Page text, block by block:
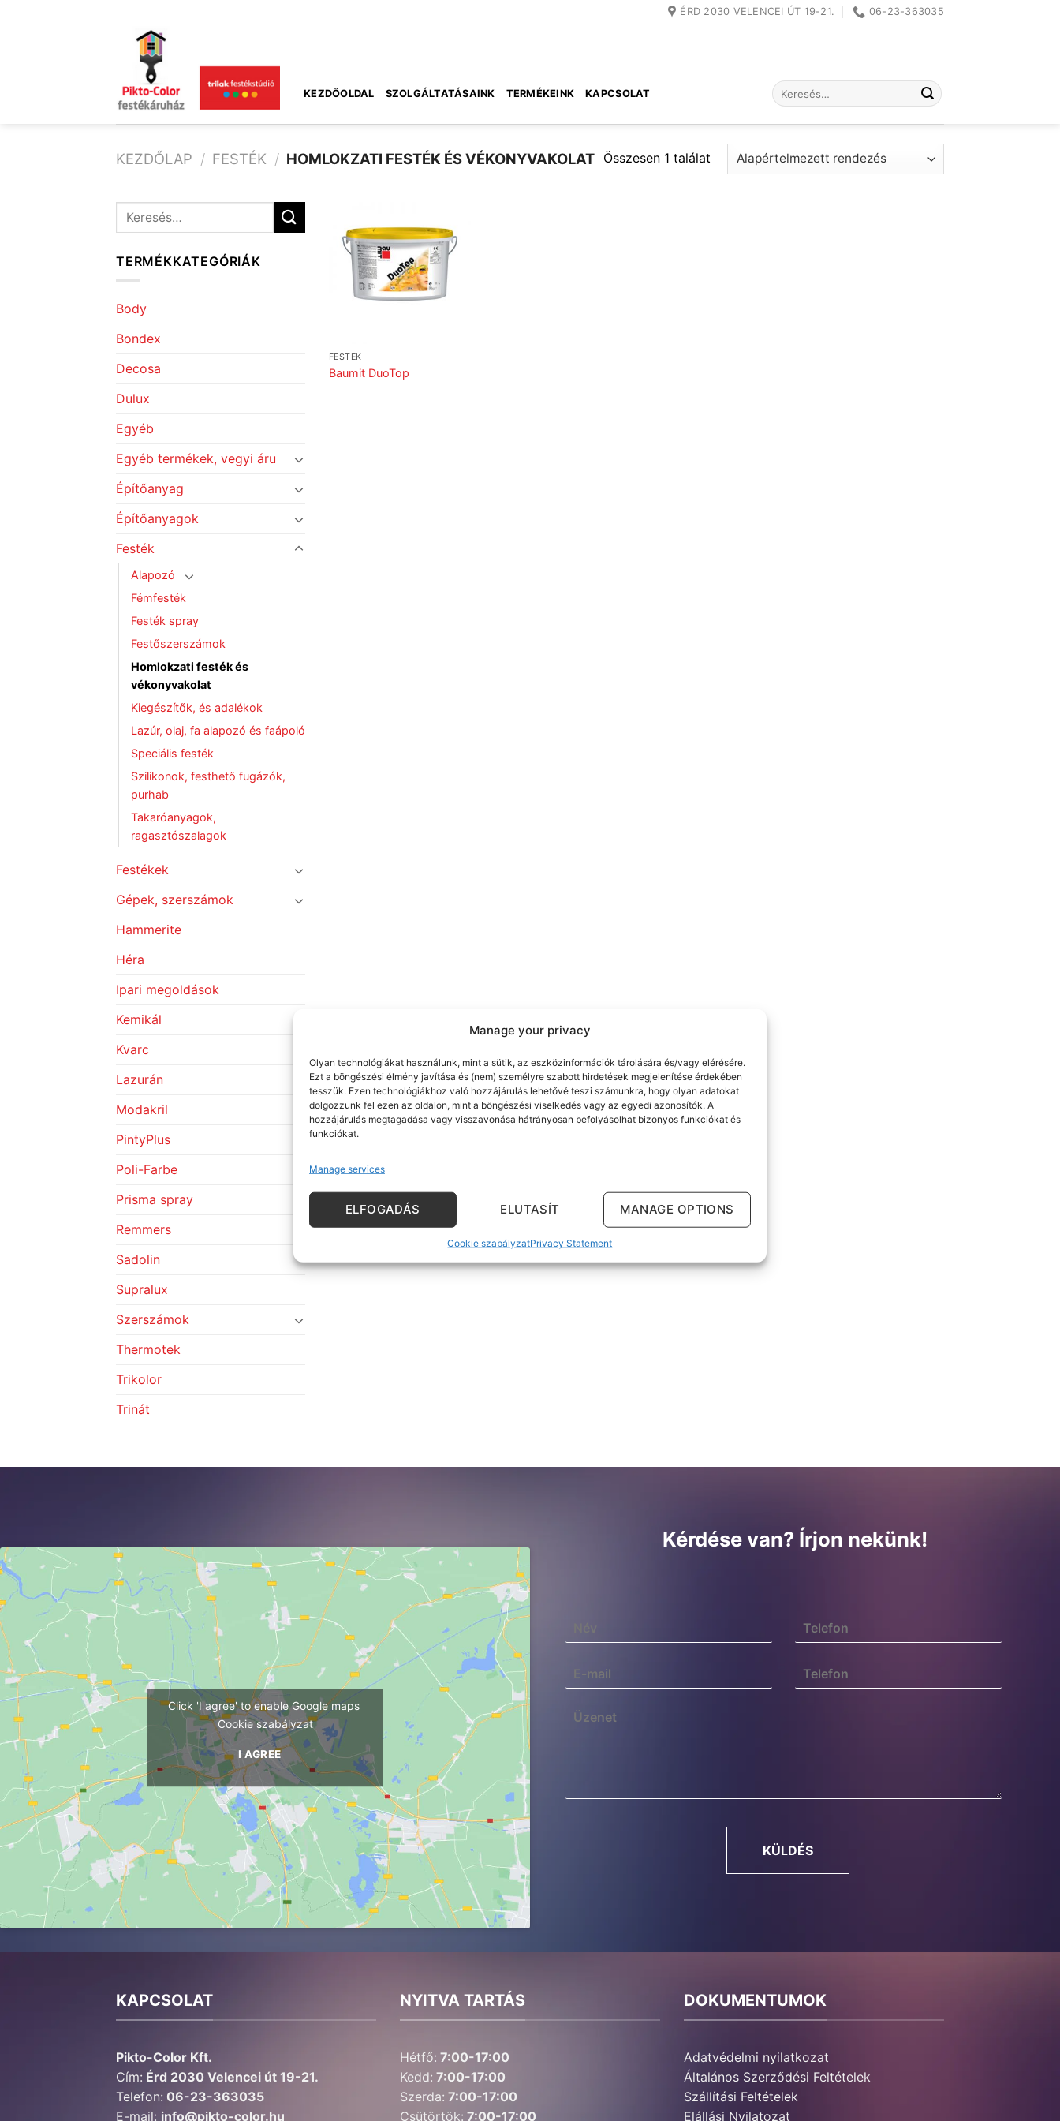
Manage your privacy
Olyan technológiákat használunk, mint a sütik, az eszközinformációk tárolására és/vagy elérésére.
Ezt a böngészési élmény javítása és (nem) személyre szabott hirdetések megjelenítése érdekében
tesszük. Ezen technológiákhoz való hozzájárulás lehetővé teszi számunkra, hogy olyan adatokat
dolgozzunk fel ezen az oldalon, mint a böngészési viselkedés vagy az egyedi azonosítók. A
hozzájárulás megtagadása vagy visszavonása hátrányosan befolyásolhat bizonyos funkciókat és
funkciókat.
Manage services
ELFOGADÁS ELUTASÍT MANAGE OPTIONS
Cookie szabályzatPrivacy Statement
ÉRD 2030 VELENCEI ÚT 19-21. 06-23-363035
KEZDŐOLDAL SZOLGÁLTATÁSAINK TERMÉKEINK KAPCSOLAT
Keresés
a
KEZDŐLAP / FESTÉK / HOMLOKZATI FESTÉK ÉS VÉKONYVAKOLAT Összesen 1 találat
Keresés
TERMÉKKATEGÓRIÁK
Body
Bondex
Decosa
Dulux
Egyéb
Egyéb termékek, vegyi áru
Építőanyag
Építőanyagok
Festék
Alapozó
Fémfesték
Festék spray
Festőszerszámok
Homlokzati festék és
vékonyvakolat
Kiegészítők, és adalékok
Lazúr, olaj, fa alapozó és faápoló
Speciális festék
Szilikonok, festhető fugázók,
purhab
Takaróanyagok,
ragasztószalagok
Festékek
Gépek, szerszámok
Hammerite
Héra
Ipari megoldások
Kemikál
Kvarc
Lazurán
Modakril
PintyPlus
Poli-Farbe
Prisma spray
Remmers
Sadolin
Supralux
Szerszámok
Thermotek
Trikolor
Trinát
FESTÉK
Baumit DuoTop
Click 'I agree' to enable Google maps
Cookie szabályzat
I AGREE
Kérdése van? Írjon nekünk!
KÜLDÉS
KAPCSOLAT
Pikto-Color Kft.
Cím: Érd 2030 Velencei út 19-21.
Telefon: 06-23-363035
E-mail: info@pikto-color.hu
NYITVA TARTÁS
Hétfő: 7:00-17:00
Kedd: 7:00-17:00
Szerda: 7:00-17:00
Csütörtök: 7:00-17:00
DOKUMENTUMOK
Adatvédelmi nyilatkozat
Általános Szerződési Feltételek
Szállítási Feltételek
Elállási Nyilatozat